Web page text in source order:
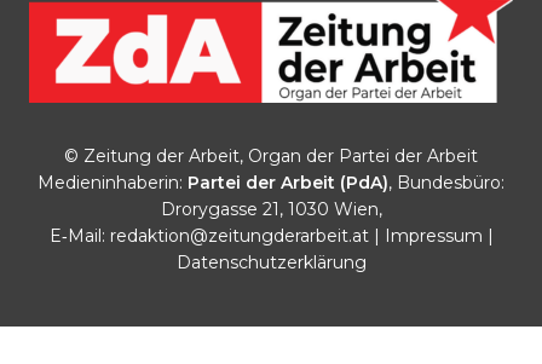
© Zeitung der Arbeit, Organ der Partei der Arbeit
Medieninhaberin: Partei der Arbeit (PdA), Bundesbüro:
Drorygasse 21, 1030 Wien,
E‑Mail: redaktion@zeitungderarbeit.at| Impressum |
Datenschutzerklärung